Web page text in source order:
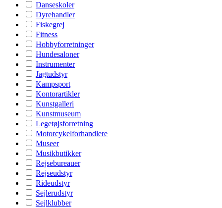
Danseskoler
Dyrehandler
Fiskegrej
Fitness
Hobbyforretninger
Hundesaloner
Instrumenter
Jagtudstyr
Kampsport
Kontorartikler
Kunstgalleri
Kunstmuseum
Legetøjsforretning
Motorcykelforhandlere
Museer
Musikbutikker
Rejsebureauer
Rejseudstyr
Rideudstyr
Sejlerudstyr
Sejlklubber